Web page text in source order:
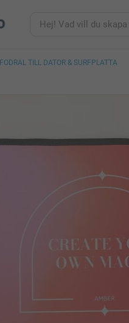
FODRAL TILL DATOR & SURFPLATTA